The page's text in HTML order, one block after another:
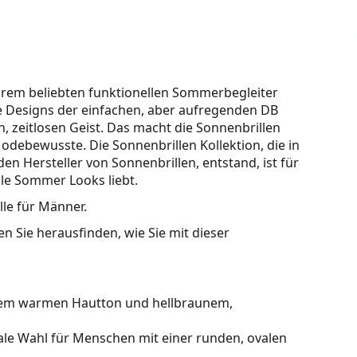
beliebten funktionellen Sommerbegleiter
der einfachen, aber aufregenden DB
zeitlosen Geist. Das macht die Sonnenbrillen
Die Sonnenbrillen Kollektion, die in
Hersteller von Sonnenbrillen, entstand, ist für
Sommer Looks liebt.
für Männer.
Sie herausfinden, wie Sie mit dieser
warmen Hautton und hellbraunem,
Wahl für Menschen mit einer runden, ovalen